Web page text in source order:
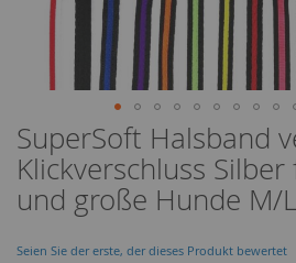
SuperSoft Halsband
Klickverschluss
und große Hunde M/L
Seien Sie der erste, der dieses Produkt bewertet
Zum
Anfang
der
Bildergalerie
springen